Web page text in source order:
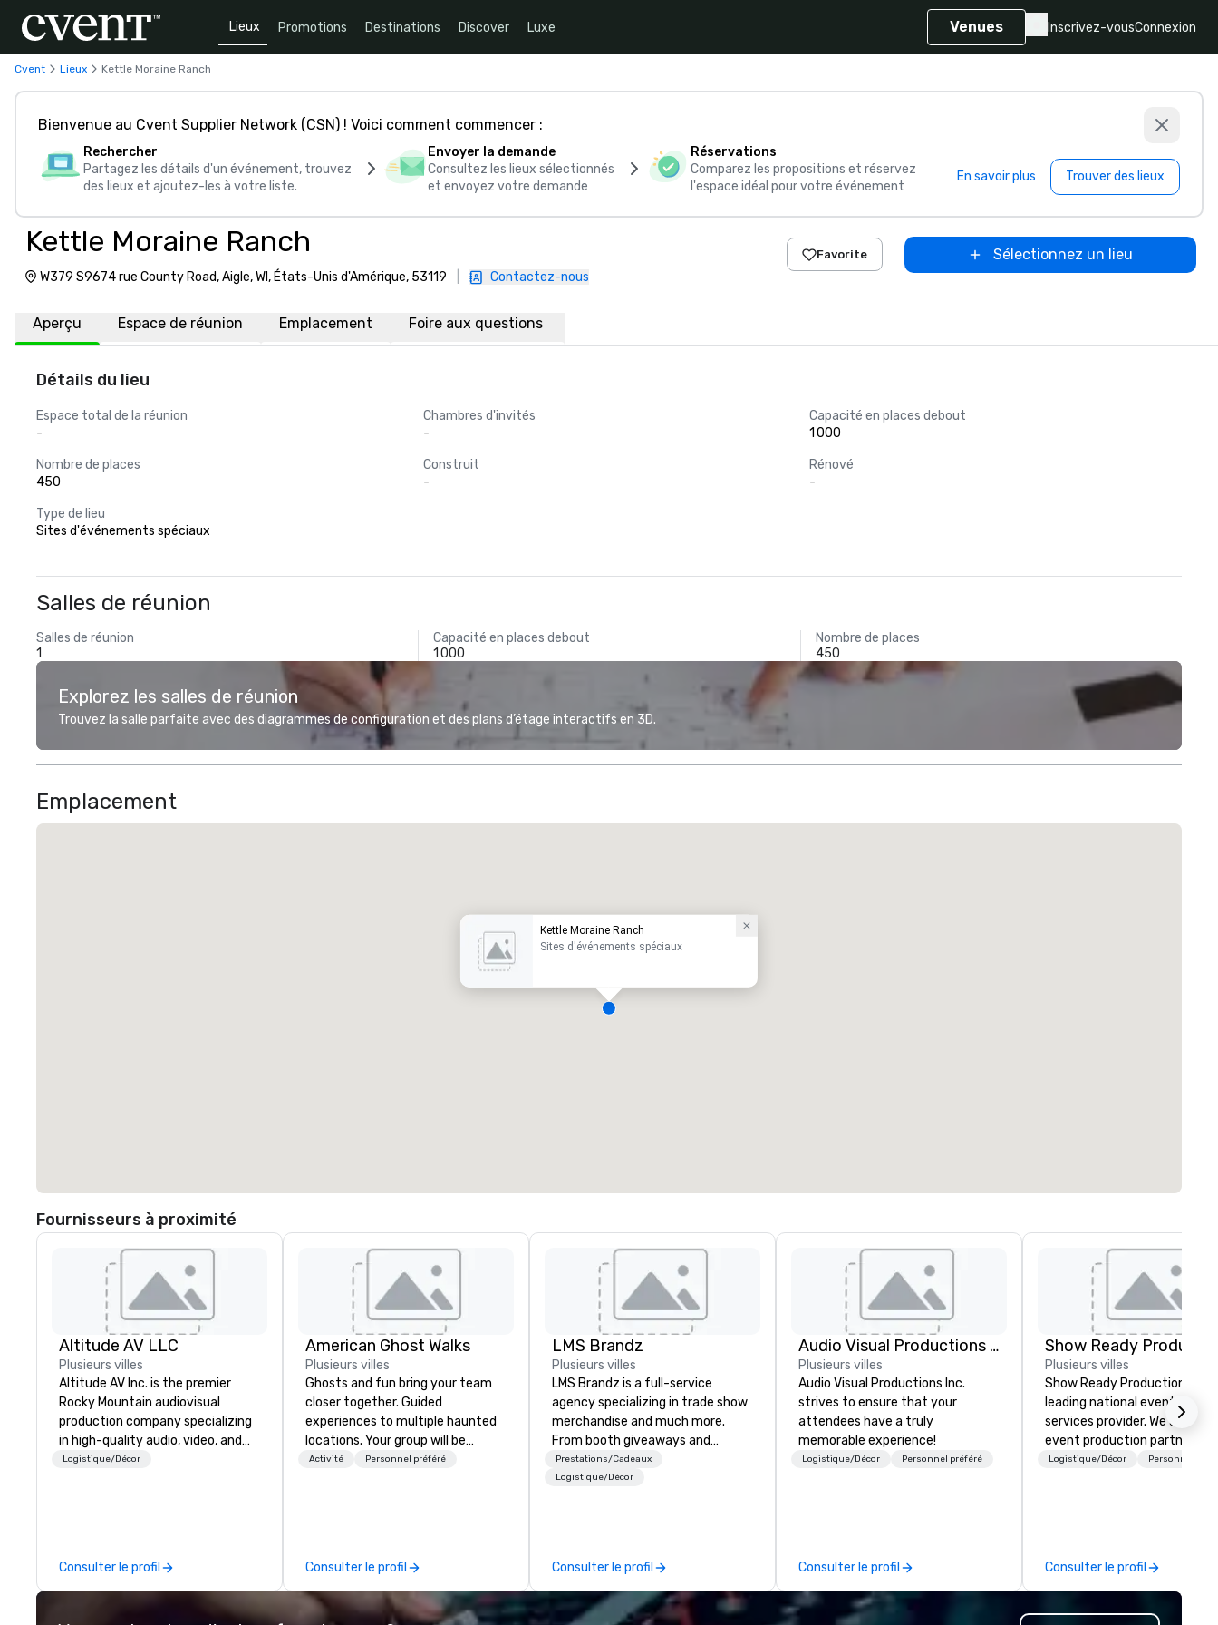
Lieux Promotions Destinations Discover Luxe Venues Inscrivez-vousConnexion
Cvent Lieux Kettle Moraine Ranch
Bienvenue au Cvent Supplier Network (CSN) ! Voici comment commencer :
Rechercher
Partagez les détails d'un événement, trouvez
des lieux et ajoutez-les à votre liste.
Envoyer la demande
Consultez les lieux sélectionnés
et envoyez votre demande
Réservations
Comparez les propositions et réservez
l'espace idéal pour votre événement
En savoir plus Trouver des lieux
Kettle Moraine Ranch
W379 S9674 rue County Road, Aigle, WI, États-Unis d'Amérique, 53119 Contactez-nous
Favorite Sélectionnez un lieu
Aperçu Espace de réunion Emplacement Foire aux questions
Détails du lieu
Espace total de la réunion
-
Chambres d'invités
-
Capacité en places debout
1 000
Nombre de places
450
Construit
-
Rénové
-
Type de lieu
Sites d'événements spéciaux
Salles de réunion
Salles de réunion
1
Capacité en places debout
1 000
Nombre de places
450
Explorez les salles de réunion
Trouvez la salle parfaite avec des diagrammes de configuration et des plans d’étage interactifs en 3D.
Emplacement
Kettle Moraine Ranch
Sites d'événements spéciaux
Fournisseurs à proximité
Altitude AV LLC
Plusieurs villes
Altitude AV Inc. is the premier
Rocky Mountain audiovisual
production company specializing
in high-quality audio, video, and
event technology solutions. For
We provide top-tier equipment,
seamless execution, and expert
Logistique/Décor
Consulter le profil
American Ghost Walks
Plusieurs villes
Ghosts and fun bring your team
closer together. Guided
experiences to multiple haunted
locations. Your group will be
treated to a ghostly experience
team has been on outings before,
but this time they've asked you
to find something different and
Activité Personnel préféré
Consulter le profil
LMS Brandz
Plusieurs villes
LMS Brandz is a full-service
agency specializing in trade show
merchandise and much more.
From booth giveaways and
branded apparel to executive
gifting, displays, banners, signage,
choose from, our 20+ years of
industry experience and
commitment to exceptional
Prestations/Cadeaux
Logistique/Décor
Consulter le profil
Audio Visual Productions Inc.
Plusieurs villes
Audio Visual Productions Inc.
strives to ensure that your
attendees have a truly
memorable experience!
Logistique/Décor Personnel préféré
Consulter le profil
Show Ready
Plusieurs villes
Show Ready Productions is a
leading national event
services provider. We are your
event production partner
start to finish. Our team is
Logistique/Décor Personnel
Consulter le profil